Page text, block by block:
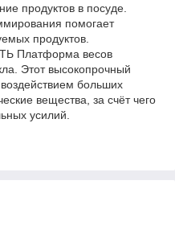
продуктов в посуде.
помогает
продуктов.
Платформа весов
Этот высокопрочный
больших
вещества, за счёт чего
усилий.